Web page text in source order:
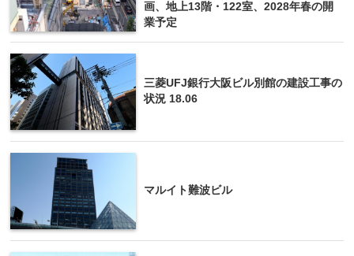
画、地上13階・122室、2028年春の開
業予定
三菱UFJ銀行大阪ビル別館の建設工事の
状況 18.06
マルイト難波ビル